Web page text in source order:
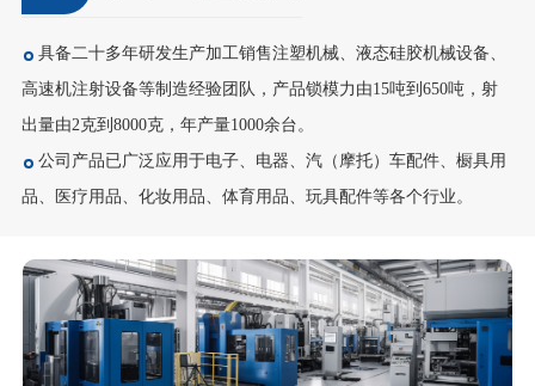
具备二十多年研发生产加工销售注塑机械、液态硅胶机械设备、
高速机注射设备等制造经验团队，产品锁模力由15吨到650吨，射
出量由2克到8000克，年产量1000余台。
公司产品已广泛应用于电子、电器、汽（摩托）车配件、橱具用
品、医疗用品、化妆用品、体育用品、玩具配件等各个行业。